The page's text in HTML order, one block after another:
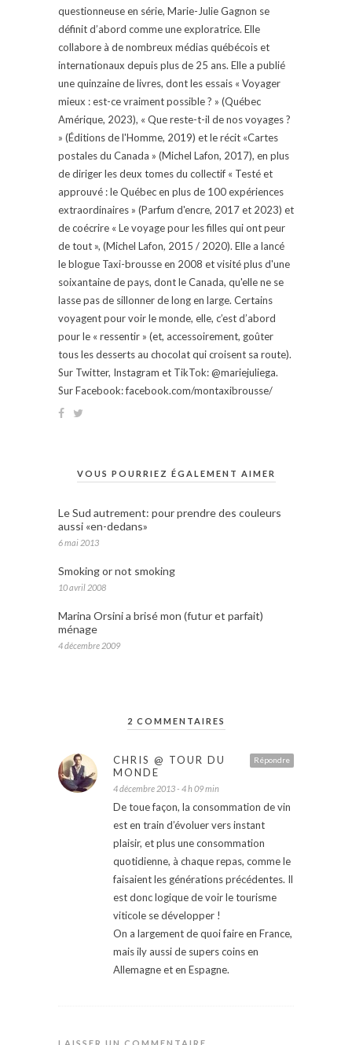
questionneuse en série, Marie-Julie Gagnon se
définit d’abord comme une exploratrice. Elle
collabore à de nombreux médias québécois et
internationaux depuis plus de 25 ans. Elle a publié
une quinzaine de livres, dont les essais « Voyager
mieux : est-ce vraiment possible ? » (Québec
Amérique, 2023), « Que reste-t-il de nos voyages ?
» (Éditions de l'Homme, 2019) et le récit «Cartes
postales du Canada » (Michel Lafon, 2017), en plus
de diriger les deux tomes du collectif « Testé et
approuvé : le Québec en plus de 100 expériences
extraordinaires » (Parfum d'encre, 2017 et 2023) et
de coécrire « Le voyage pour les filles qui ont peur
de tout », (Michel Lafon, 2015 / 2020). Elle a lancé
le blogue Taxi-brousse en 2008 et visité plus d'une
soixantaine de pays, dont le Canada, qu'elle ne se
lasse pas de sillonner de long en large. Certains
voyagent pour voir le monde, elle, c’est d’abord
pour le « ressentir » (et, accessoirement, goûter
tous les desserts au chocolat qui croisent sa route).
Sur Twitter, Instagram et TikTok: @mariejuliega.
Sur Facebook: facebook.com/montaxibrousse/
VOUS POURRIEZ ÉGALEMENT AIMER
Le Sud autrement: pour prendre des couleurs
aussi «en-dedans»
6 mai 2013
Smoking or not smoking
10 avril 2008
Marina Orsini a brisé mon (futur et parfait)
ménage
4 décembre 2009
2 COMMENTAIRES
Répondre
CHRIS @ TOUR DU
MONDE
4 décembre 2013 - 4 h 09 min
De toue façon, la consommation de vin
est en train d’évoluer vers instant
plaisir, et plus une consommation
quotidienne, à chaque repas, comme le
faisaient les générations précédentes. Il
est donc logique de voir le tourisme
viticole se développer !
On a largement de quoi faire en France,
mais ily aussi de supers coins en
Allemagne et en Espagne.
LAISSER UN COMMENTAIRE